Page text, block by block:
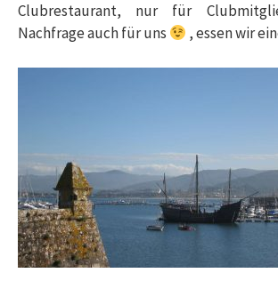
Clubrestaurant, nur für
Nachfrage auch für uns
, essen wir